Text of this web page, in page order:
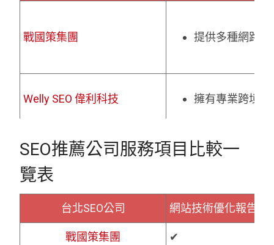
戰國策集團 提供多種網路
Welly SEO 偉利科技 擁有專業跨境英
集客數位行銷 提供多種數位行
Awoo 阿物科技
零一行銷
SEO推薦公司服務項目比較一
覽表
台北SEO公司 網站技術優化報告
戰國策集團 ✔